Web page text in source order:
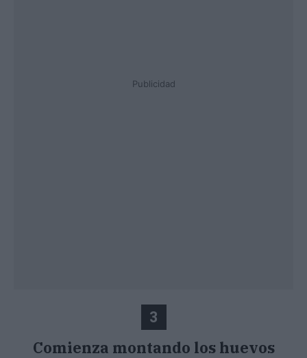
Publicidad
3
Comienza montando los huevos